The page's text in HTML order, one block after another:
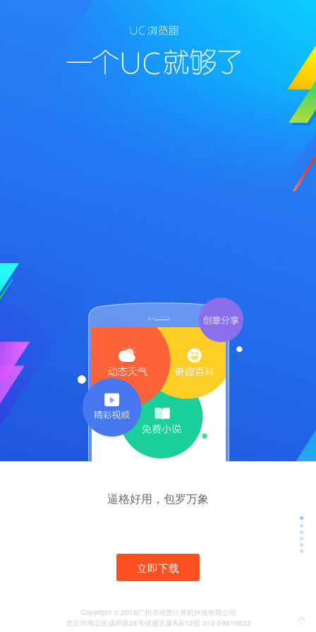
逼格好用，包罗万象
立即下载
Copyright © 2018广州市动景计算机科技有限公司
北京市海淀区成府路28号优盛大厦A座12层 010-59610022